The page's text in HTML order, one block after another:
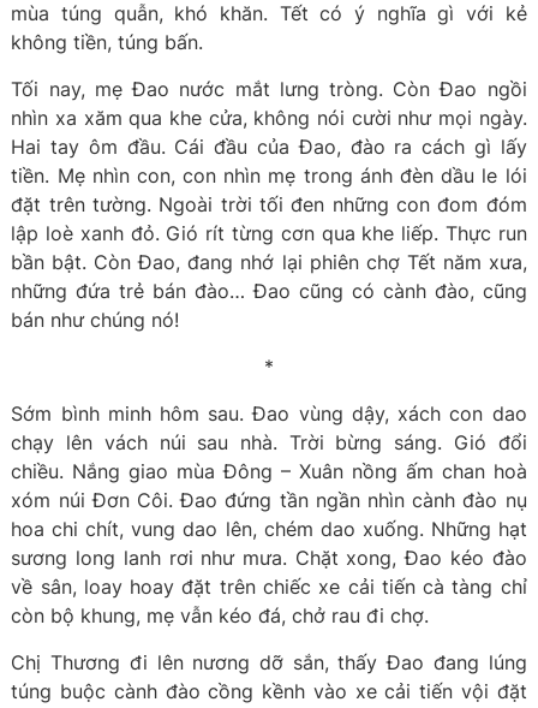
mùa túng quẫn, khó khăn. Tết có ý nghĩa gì với kẻ
không tiền, túng bấn.
Tối nay, mẹ Đao nước mắt lưng tròng. Còn Đao ngồi
nhìn xa xăm qua khe cửa, không nói cười như mọi ngày.
Hai tay ôm đầu. Cái đầu của Đao, đào ra cách gì lấy
tiền. Mẹ nhìn con, con nhìn mẹ trong ánh đèn dầu le lói
đặt trên tường. Ngoài trời tối đen những con đom đóm
lập loè xanh đỏ. Gió rít từng cơn qua khe liếp. Thực run
bần bật. Còn Đao, đang nhớ lại phiên chợ Tết năm xưa,
những đứa trẻ bán đào… Đao cũng có cành đào, cũng
bán như chúng nó!
*
Sớm bình minh hôm sau. Đao vùng dậy, xách con dao
chạy lên vách núi sau nhà. Trời bừng sáng. Gió đổi
chiều. Nắng giao mùa Đông – Xuân nồng ấm chan hoà
xóm núi Đơn Côi. Đao đứng tần ngần nhìn cành đào nụ
hoa chi chít, vung dao lên, chém dao xuống. Những hạt
sương long lanh rơi như mưa. Chặt xong, Đao kéo đào
về sân, loay hoay đặt trên chiếc xe cải tiến cà tàng chỉ
còn bộ khung, mẹ vẫn kéo đá, chở rau đi chợ.
Chị Thương đi lên nương dỡ sắn, thấy Đao đang lúng
túng buộc cành đào cồng kềnh vào xe cải tiến vội đặt